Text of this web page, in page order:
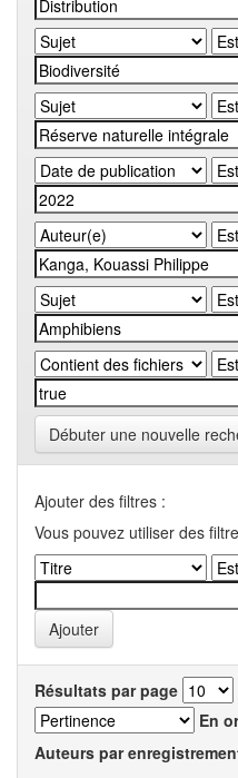
Débuter une nouvelle
Ajouter des filtres :
Vous pouvez utiliser des
Résultats par page
En
Auteurs par